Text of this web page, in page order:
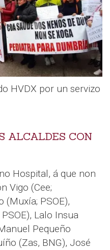
HVDX por un servizo
ALCALDES CON
Hospital, á que non
Vigo (Cee;
(Muxía; PSOE),
Lalo Insua
Pequeño
(Zas, BNG), José